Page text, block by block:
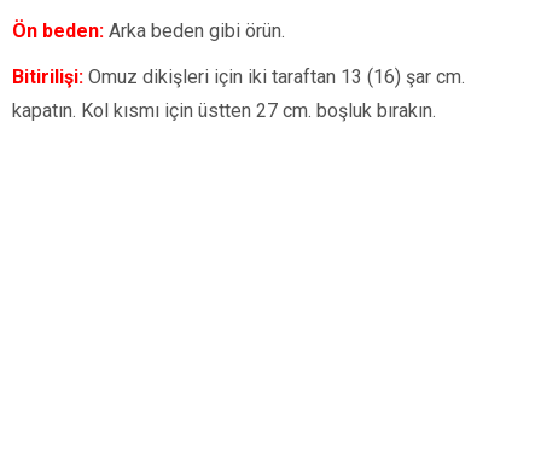
Ön beden: Arka beden gibi örün.
Bitirilişi: Omuz dikişleri için iki taraftan 13 (16) şar cm.
kapatın. Kol kısmı için üstten 27 cm. boşluk bırakın.